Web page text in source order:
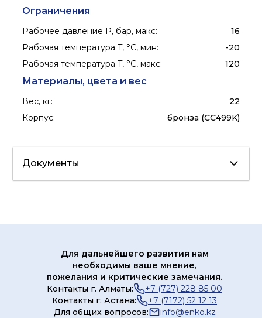
Ограничения
Рабочее давление P, бар, макс:
16
Рабочая температура T, °C, мин:
-20
Рабочая температура T, °C, макс: 120
Материалы, цвета и вес
Вес, кг:
22
Корпус: бронза (CC499K)
Документы
Для дальнейшего развития нам
необходимы ваше мнение,
пожелания и критические замечания.
Контакты г. Алматы:
+7 (727) 228 85 00
Контакты г. Астана:
+7 (7172) 52 12 13
Для общих вопросов:
info@enko.kz